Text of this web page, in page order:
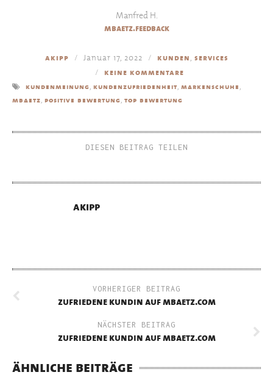
Manfred H.
mbaetz.feedback
akipp Januar 17, 2022 kunden, services
keine kommentare
kundenmeinung , kundenzufriedenheit, markenschuhe ,
mbaetz, positive bewertung , top bewertung
DIESEN BEITRAG TEILEN
akipp
VORHERIGER BEITRAG
zufriedene kundin auf mbaetz.com
NÄCHSTER BEITRAG
zufriedene kundin auf mbaetz.com
ähnliche beiträge